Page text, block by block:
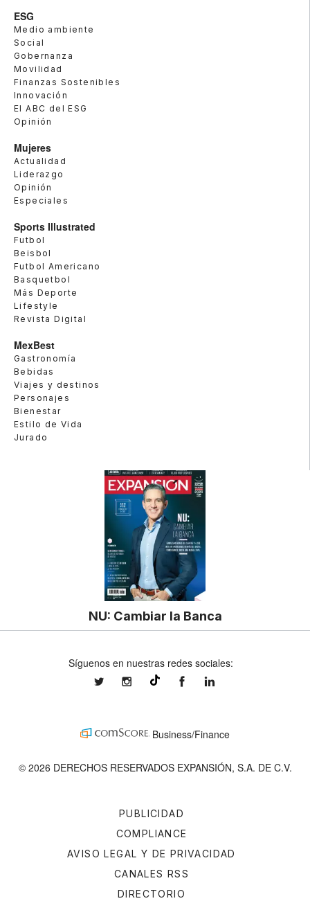
ESG
Medio ambiente
Social
Gobernanza
Movilidad
Finanzas Sostenibles
Innovación
El ABC del ESG
Opinión
Mujeres
Actualidad
Liderazgo
Opinión
Especiales
Sports Illustrated
Futbol
Beisbol
Futbol Americano
Basquetbol
Más Deporte
Lifestyle
Revista Digital
MexBest
Gastronomía
Bebidas
Viajes y destinos
Personajes
Bienestar
Estilo de Vida
Jurado
NU: Cambiar la Banca
PUBLICIDAD
COMPLIANCE
AVISO LEGAL Y DE PRIVACIDAD
CANALES RSS
DIRECTORIO
Síguenos en nuestras redes sociales:
expansionmxexpansionmx ExpansionMex
Business/Finance
© 2026 DERECHOS RESERVADOS EXPANSIÓN, S.A. DE C.V.